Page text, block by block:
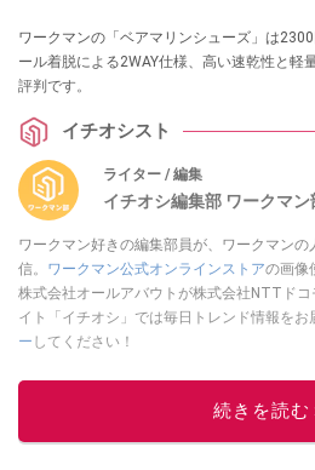
ワークマンの「ベアマリンシューズ」は
ール着脱による2WAY仕様、高い速乾性と軽
評判です。
イチオシスト
ライター / 編集
イチオシ編集部 ワークマン
ワークマン好きの編集部員が、ワークマン
信。 ワークマン公式オンラインストアの画像
株式会社オールアバウトが株式会社NTTド
イト「イチオシ」では毎日トレンド情報をお
ー してください！
このイチ
続きを読む